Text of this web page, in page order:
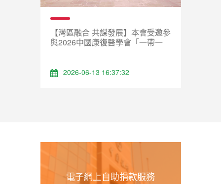
【灣區融合 共謀發展】本會受邀參
與2026中國康復醫學會「一帶一
2026-06-13 16:37:32
電子網上自助捐款服務